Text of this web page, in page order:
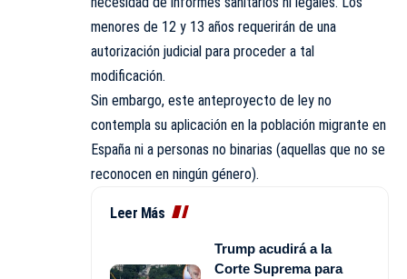
menores de 12 y 13 años requerirán de una
autorización judicial para proceder a tal
modificación.
Sin embargo, este anteproyecto de ley no
contempla su aplicación en la población migrante en
España ni a personas no binarias (aquellas que no se
reconocen en ningún género).
Leer Más
Trump acudirá a la
Corte Suprema para